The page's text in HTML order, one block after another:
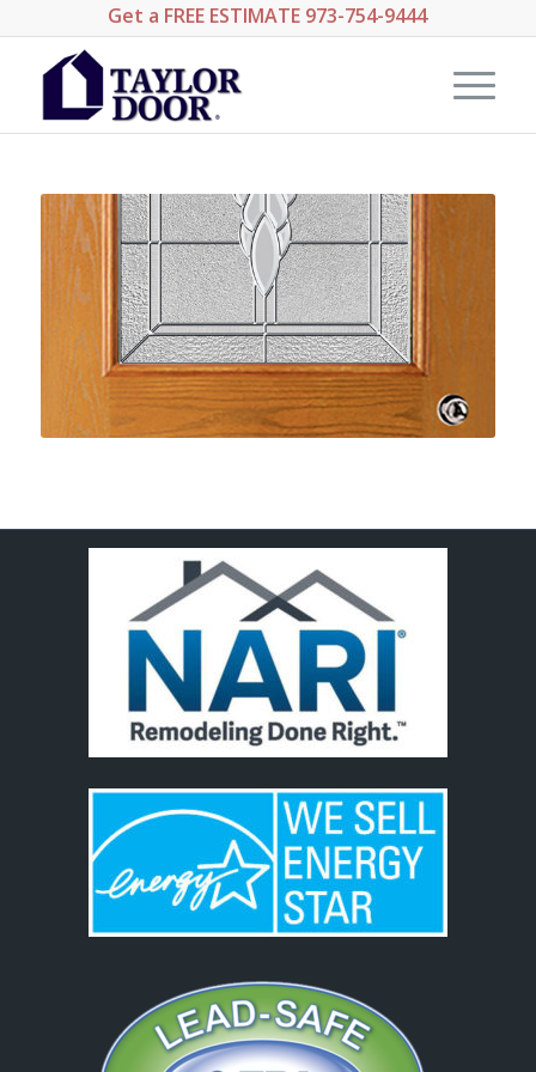
Get a FREE ESTIMATE 973-754-9444